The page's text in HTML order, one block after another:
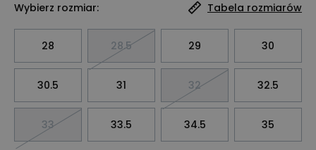
Wybierz rozmiar: Tabela rozmiarów
28 28.5 29 30
30.5 31 32 32.5
33 33.5 34.5 35